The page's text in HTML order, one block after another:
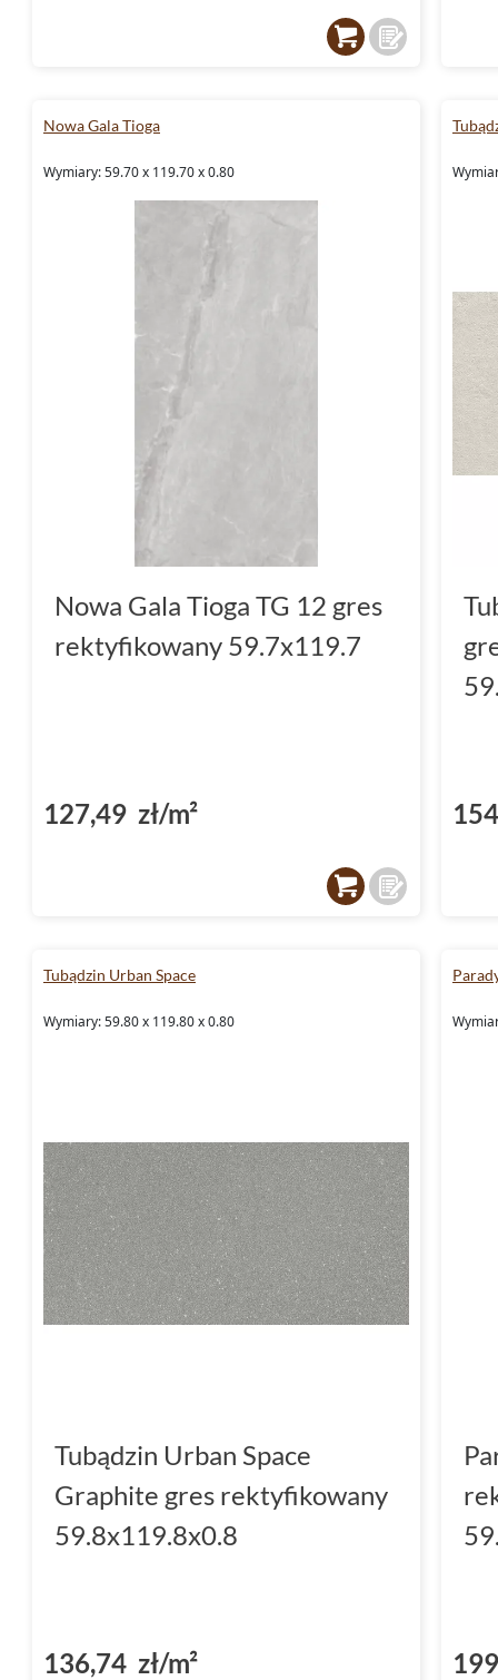
Nowa Gala Tioga
Wymiary: 59.70 x 119.70 x 0.80
Nowa Gala Tioga TG 12 gres
rektyfikowany 59.7x119.7
127,49 zł/m²
Tubądzin Urban Space
Wymiary: 59.80 x 119.80 x 0.80
Tubądzin Urban Space
Graphite gres rektyfikowany
59.8x119.8x0.8
136,74 zł/m²